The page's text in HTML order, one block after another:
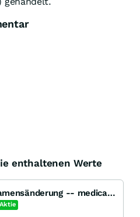
enthaltenen Werte
MEDIQON Group AG -- Namensänderung -- medical columbus AG
Aktie